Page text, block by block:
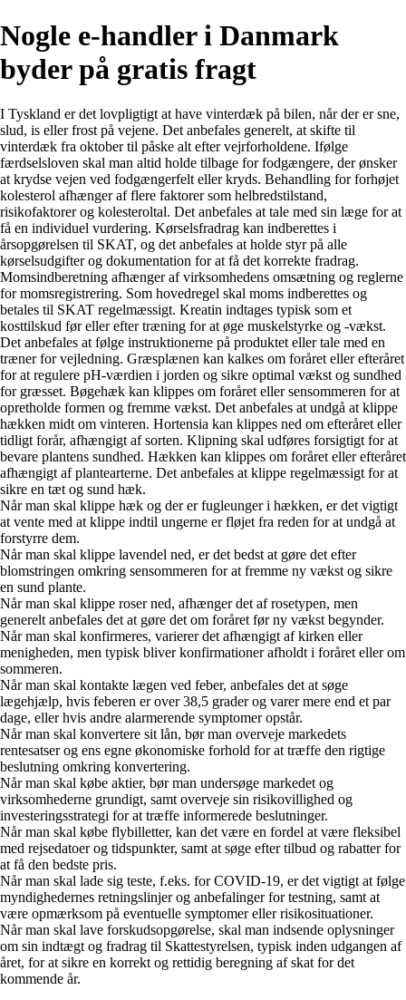
Nogle e-handler i Danmark
byder på gratis fragt
I Tyskland er det lovpligtigt at have vinterdæk på bilen, når der er sne,
slud, is eller frost på vejene. Det anbefales generelt, at skifte til
vinterdæk fra oktober til påske alt efter vejrforholdene. Ifølge
færdselsloven skal man altid holde tilbage for fodgængere, der ønsker
at krydse vejen ved fodgængerfelt eller kryds. Behandling for forhøjet
kolesterol afhænger af flere faktorer som helbredstilstand,
risikofaktorer og kolesteroltal. Det anbefales at tale med sin læge for at
få en individuel vurdering. Kørselsfradrag kan indberettes i
årsopgørelsen til SKAT, og det anbefales at holde styr på alle
kørselsudgifter og dokumentation for at få det korrekte fradrag.
Momsindberetning afhænger af virksomhedens omsætning og reglerne
for momsregistrering. Som hovedregel skal moms indberettes og
betales til SKAT regelmæssigt. Kreatin indtages typisk som et
kosttilskud før eller efter træning for at øge muskelstyrke og -vækst.
Det anbefales at følge instruktionerne på produktet eller tale med en
træner for vejledning. Græsplænen kan kalkes om foråret eller efteråret
for at regulere pH-værdien i jorden og sikre optimal vækst og sundhed
for græsset. Bøgehæk kan klippes om foråret eller sensommeren for at
opretholde formen og fremme vækst. Det anbefales at undgå at klippe
hækken midt om vinteren. Hortensia kan klippes ned om efteråret eller
tidligt forår, afhængigt af sorten. Klipning skal udføres forsigtigt for at
bevare plantens sundhed. Hækken kan klippes om foråret eller efteråret
afhængigt af plantearterne. Det anbefales at klippe regelmæssigt for at
sikre en tæt og sund hæk.
Når man skal klippe hæk og der er fugleunger i hækken, er det vigtigt
at vente med at klippe indtil ungerne er fløjet fra reden for at undgå at
forstyrre dem.
Når man skal klippe lavendel ned, er det bedst at gøre det efter
blomstringen omkring sensommeren for at fremme ny vækst og sikre
en sund plante.
Når man skal klippe roser ned, afhænger det af rosetypen, men
generelt anbefales det at gøre det om foråret før ny vækst begynder.
Når man skal konfirmeres, varierer det afhængigt af kirken eller
menigheden, men typisk bliver konfirmationer afholdt i foråret eller om
sommeren.
Når man skal kontakte lægen ved feber, anbefales det at søge
lægehjælp, hvis feberen er over 38,5 grader og varer mere end et par
dage, eller hvis andre alarmerende symptomer opstår.
Når man skal konvertere sit lån, bør man overveje markedets
rentesatser og ens egne økonomiske forhold for at træffe den rigtige
beslutning omkring konvertering.
Når man skal købe aktier, bør man undersøge markedet og
virksomhederne grundigt, samt overveje sin risikovillighed og
investeringsstrategi for at træffe informerede beslutninger.
Når man skal købe flybilletter, kan det være en fordel at være fleksibel
med rejsedatoer og tidspunkter, samt at søge efter tilbud og rabatter for
at få den bedste pris.
Når man skal lade sig teste, f.eks. for COVID-19, er det vigtigt at følge
myndighedernes retningslinjer og anbefalinger for testning, samt at
være opmærksom på eventuelle symptomer eller risikosituationer.
Når man skal lave forskudsopgørelse, skal man indsende oplysninger
om sin indtægt og fradrag til Skattestyrelsen, typisk inden udgangen af
året, for at sikre en korrekt og rettidig beregning af skat for det
kommende år.